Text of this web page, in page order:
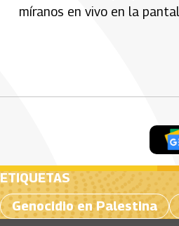
míranos en vivo en la
ETIQUETAS
Genocidio en Palestina